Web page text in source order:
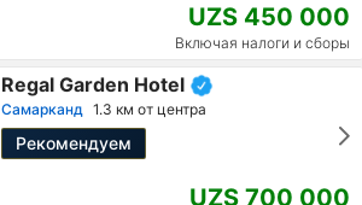
UZS 450 000
Включая налоги и сборы
Regal Garden Hotel
Самарканд 1.3 км от центра
Рекомендуем
UZS 700 000